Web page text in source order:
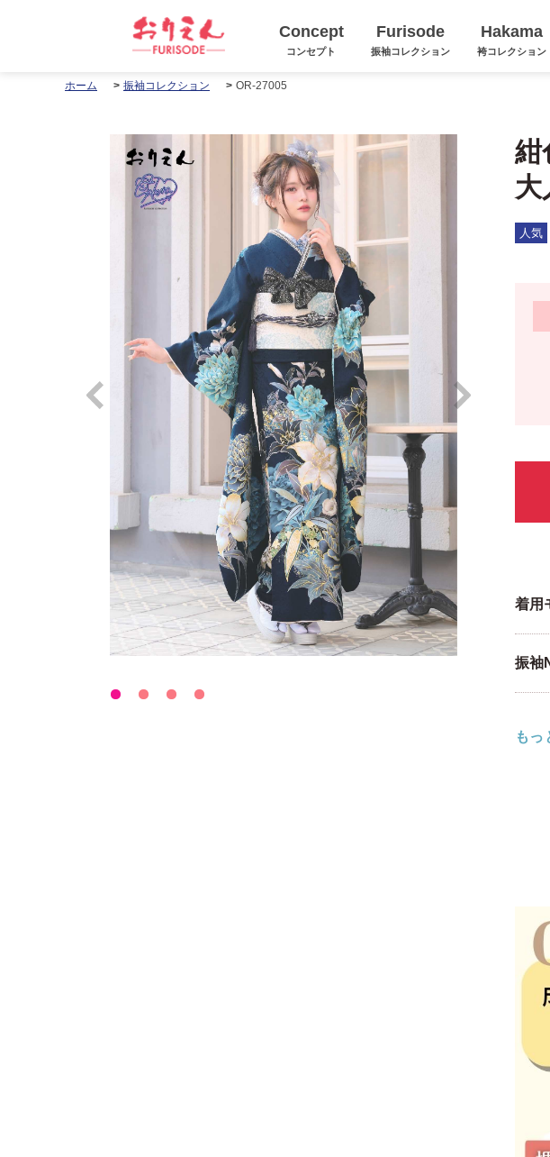
Concept
コンセプト
Furisode
振袖コレクション
Hakama
袴コレクション
ホーム 振袖コレクション OR-27005
紺
人気
着用
振袖
もっ